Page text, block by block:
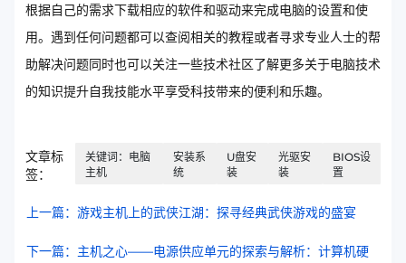
根据自己的需求下载相应的软件和驱动来完成电脑的设置和使
用。遇到任何问题都可以查阅相关的教程或者寻求专业人士的帮
助解决问题同时也可以关注一些技术社区了解更多关于电脑技术
的知识提升自我技能水平享受科技带来的便利和乐趣。
文章标
签：
关键词：电脑
主机
安装系
统
U盘安
装
光驱安
装
BIOS设
置
上一篇：游戏主机上的武侠江湖：探寻经典武侠游戏的盛宴
下一篇：主机之心——电源供应单元的探索与解析：计算机硬